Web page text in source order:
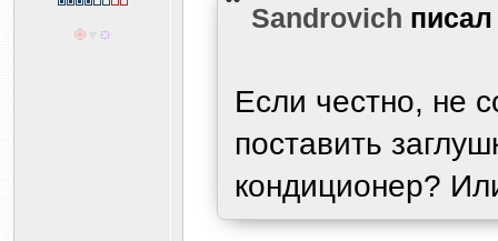
Sandrovich
Если честно, не
поставить
кондиционер?